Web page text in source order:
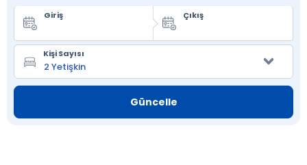
Giriş Çıkış
Kişi Sayısı
Güncelle